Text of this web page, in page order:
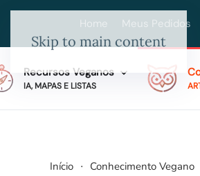
Skip to main content
Home Meus Pedidos
Recursos Veganos
IA, MAPAS E LISTAS
Início Conhecimento Vegano